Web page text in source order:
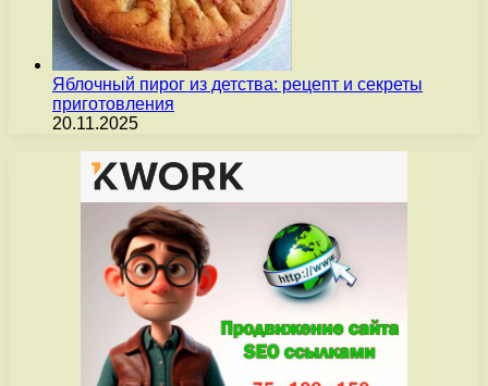
Яблочный пирог из детства: рецепт и секреты
приготовления
20.11.2025